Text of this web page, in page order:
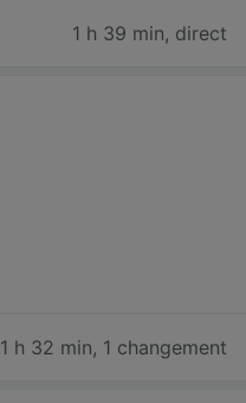
1 h 39 min, direct
1 h 32 min, 1 changement